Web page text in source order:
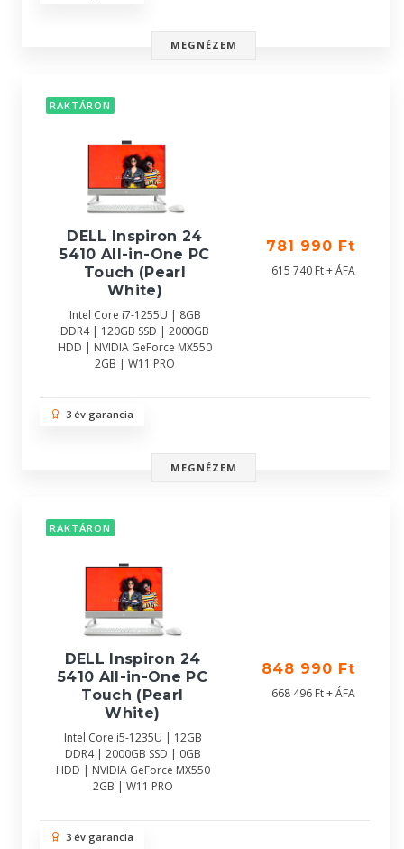
MEGNÉZEM
RAKTÁRON
DELL Inspiron 24
5410 All-in-One PC
Touch (Pearl
White)
Intel Core i7-1255U | 8GB
DDR4 | 120GB SSD | 2000GB
HDD | NVIDIA GeForce MX550
2GB | W11 PRO
781 990 Ft
615 740 Ft + ÁFA
3 év garancia
MEGNÉZEM
RAKTÁRON
DELL Inspiron 24
5410 All-in-One PC
Touch (Pearl
White)
Intel Core i5-1235U | 12GB
DDR4 | 2000GB SSD | 0GB
HDD | NVIDIA GeForce MX550
2GB | W11 PRO
848 990 Ft
668 496 Ft + ÁFA
3 év garancia